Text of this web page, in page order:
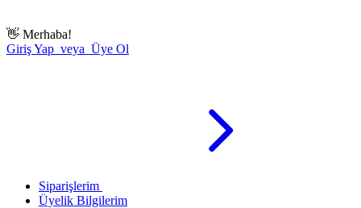
👋 Merhaba!
Giriş Yap veya Üye Ol
Siparişlerim
Üyelik Bilgilerim